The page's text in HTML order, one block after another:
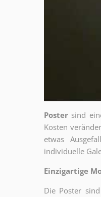
Poster sind
Kosten
etwas
individuelle
Einzigartige
Die Poster